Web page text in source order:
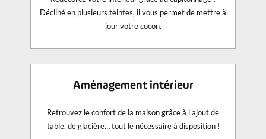
Décliné en plusieurs teintes, il vous permet de mettre à
jour votre cocon.
Aménagement intérieur
Retrouvez le confort de la maison grâce à l'ajout de
table, de glacière… tout le nécessaire à disposition !